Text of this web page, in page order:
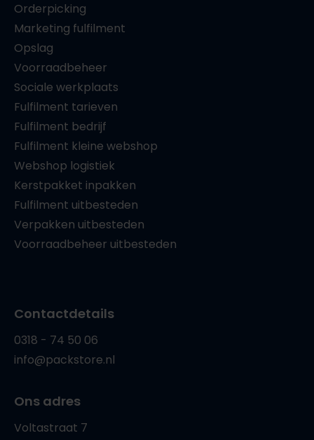
Orderpicking
Marketing fulfilment
Opslag
Voorraadbeheer
Sociale werkplaats
Fulfilment tarieven
Fulfilment bedrijf
Fulfilment kleine webshop
Webshop logistiek
Kerstpakket inpakken
Fulfilment uitbesteden
Verpakken uitbesteden
Voorraadbeheer uitbesteden
Contactdetails
0318 - 74 50 06
info@packstore.nl
Ons adres
Voltastraat 7